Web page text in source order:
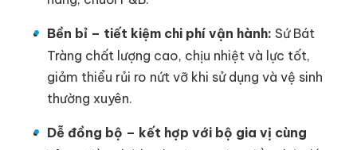
Bền bỉ – tiết kiệm chi phí vận hành: Sứ Bát
Tràng chất lượng cao, chịu nhiệt và lực tốt,
giảm thiểu rủi ro nứt vỡ khi sử dụng và vệ sinh
thường xuyên.
Dễ đồng bộ – kết hợp với bộ gia vị cùng